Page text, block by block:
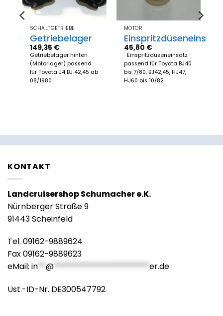
SCHALTGETRIEBE
Getriebelager
149,35 €
Getriebelager hinten
(Motorlager) passend
für Toyota J4 BJ 42,45 ab
08/1980
MOTOR
Einspritzdüseneinsatz
45,80 €
Einspritzdüseneinsatz
passend für Toyota BJ40
bis 7/80, BJ42,45, HJ47,
HJ60 bis 10/82
KONTAKT
Landcruisershop Schumacher e.K.
Nürnberger Straße 9
91443 Scheinfeld
Tel. 09162-9889624
Fax 09162-9889623
eMail: in**@************************er.de
Ust.-ID-Nr. DE300547792